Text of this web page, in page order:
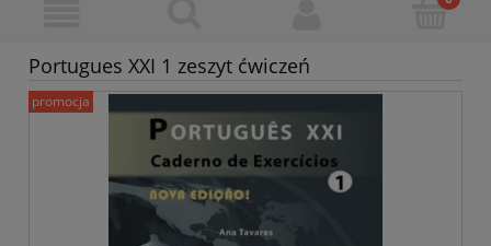
Portugues XXI 1 zeszyt ćwiczeń
promocja